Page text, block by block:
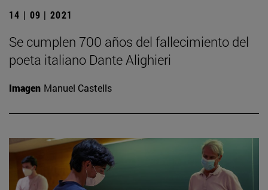
14 | 09 | 2021
Se cumplen 700 años del fallecimiento del
poeta italiano Dante Alighieri
Imagen Manuel Castells